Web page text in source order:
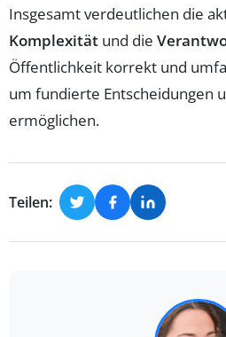
Insgesamt verdeutlichen die
Komplexität und die
Öffentlichkeit korrekt und
um fundierte Entscheidungen
ermöglichen.
Teilen: